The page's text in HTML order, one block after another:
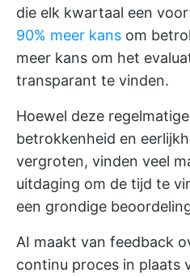
die elk kwartaal een
90% meer kans om
meer kans om het
transparant te vinden.
Hoewel deze
betrokkenheid en
vergroten, vinden veel
uitdaging om de tijd te
een grondige
AI maakt van feedback
continu proces in plaats